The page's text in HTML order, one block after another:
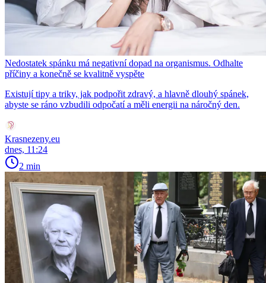
Nedostatek spánku má negativní dopad na organismus. Odhalte
příčiny a konečně se kvalitně vyspěte
Existují tipy a triky, jak podpořit zdravý, a hlavně dlouhý spánek,
abyste se ráno vzbudili odpočatí a měli energii na náročný den.
Krasnezeny.eu
dnes, 11:24
2 min